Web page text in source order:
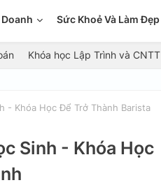
Sức Khoẻ Và Làm Đẹp
Khóa học Lập Trình và CNTT
- Khóa Học Để Trở Thành Barista
Sinh - Khóa Học